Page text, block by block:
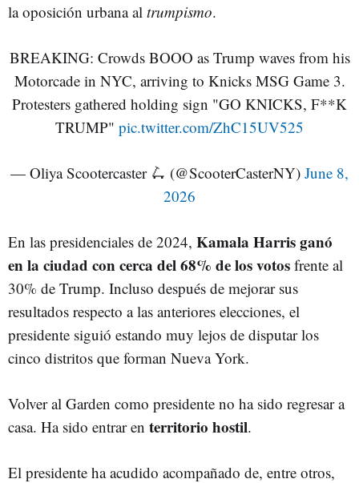
la oposición urbana al trumpismo.
BREAKING: Crowds BOOO as Trump waves from his
Motorcade in NYC, arriving to Knicks MSG Game 3.
Protesters gathered holding sign "GO KNICKS, F**K
TRUMP" pic.twitter.com/ZhC15UV525
— Oliya Scootercaster 🛴 (@ScooterCasterNY) June 8,
2026
En las presidenciales de 2024, Kamala Harris ganó
en la ciudad con cerca del 68% de los votos frente al
30% de Trump. Incluso después de mejorar sus
resultados respecto a las anteriores elecciones, el
presidente siguió estando muy lejos de disputar los
cinco distritos que forman Nueva York.
Volver al Garden como presidente no ha sido regresar a
casa. Ha sido entrar en territorio hostil.
El presidente ha acudido acompañado de, entre otros,